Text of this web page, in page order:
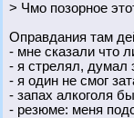
> Чмо позорное
Оправдания там
- мне сказали что
- я стрелял, думал
- я один не смог
- запах алкоголя
- резюме: меня